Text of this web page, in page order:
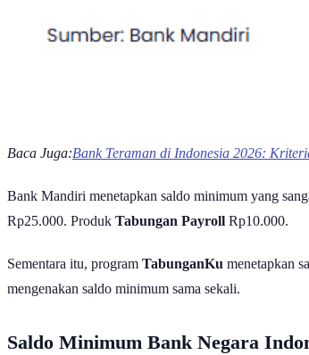
Baca Juga:Bank Teraman di Indonesia 2026:
Bank Mandiri menetapkan saldo minimum yang
Rp25.000. Produk Tabungan Payroll Rp10.000.
Sementara itu, program TabunganKu menetapkan
mengenakan saldo minimum sama sekali.
Saldo Minimum Bank Negara